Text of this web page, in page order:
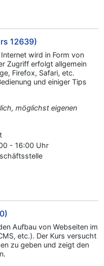
12639)
wird in Form von
Zugriff erfolgt allgemein
Firefox, Safari, etc.
und einiger Tips
möglichst eigenen
- 16:00 Uhr
Aufbau von Webseiten im
etc.). Der Kurs versucht
zu geben und zeigt den